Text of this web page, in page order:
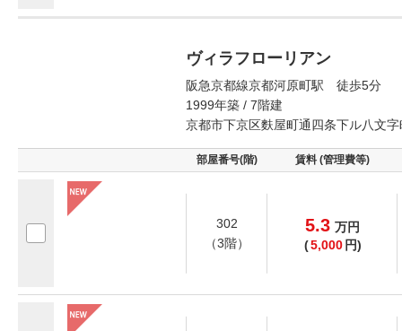
ヴィラフローリアン
阪急京都線京都河原町駅 徒歩5分
1999年築 / 7階建
京都市下京区麩屋町通四条下ル八文字
部屋番号(階) 賃料 (管理費等)
302
（3階）
5.3 万円
(5,000 円)